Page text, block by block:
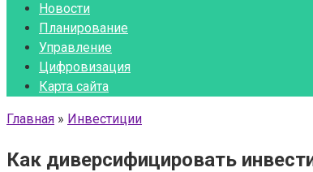
Новости
Планирование
Управление
Цифровизация
Карта сайта
Главная » Инвестиции
Как диверсифицировать